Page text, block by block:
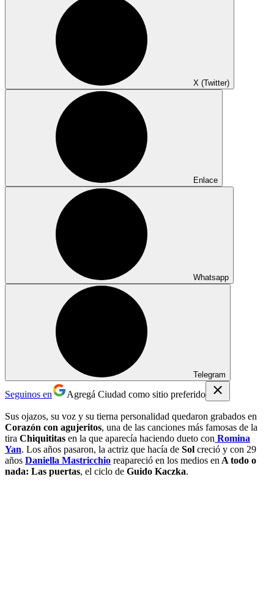
X (Twitter)
Enlace
Whatsapp
Telegram
Seguinos en Agregá Ciudad como sitio preferido
Sus ojazos, su voz y su tierna personalidad quedaron grabados en
Corazón con agujeritos, una de las canciones más famosas de la
tira Chiquititas en la que aparecía haciendo dueto con Romina
Yan. Los años pasaron, la actriz que hacía de Sol creció y con 29
años Daniella Mastricchio reapareció en los medios en A todo o
nada: Las puertas, el ciclo de Guido Kaczka.